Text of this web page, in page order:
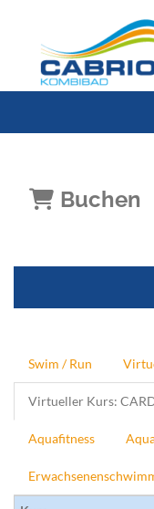
Buchen
Swim / Run
Virtueller Kurs:
Aquafitness